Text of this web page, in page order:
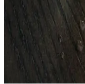
üzerindeki etkileri
Çiçek Çayı
Estetik Bir İçecek
Doğadan gelen bitki ve
görsel ve aromatik
çıkan doğal içeceklerdir.